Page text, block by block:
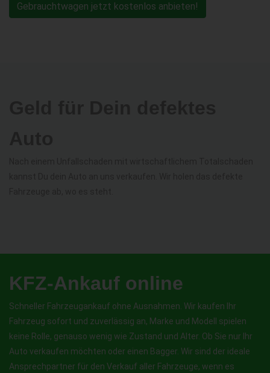
Gebrauchtwagen jetzt kostenlos anbieten!
KFZ-Ankauf online
Schneller Fahrzeugankauf ohne Ausnahmen. Wir kaufen Ihr
Fahrzeug sofort und zuverlässig an, Marke und Modell spielen
keine Rolle, genauso wenig wie Zustand und Alter. Ob Sie nur Ihr
Auto verkaufen möchten oder einen Bagger. Wir sind der ideale
Ansprechpartner für den Verkauf aller Fahrzeuge, wenn es